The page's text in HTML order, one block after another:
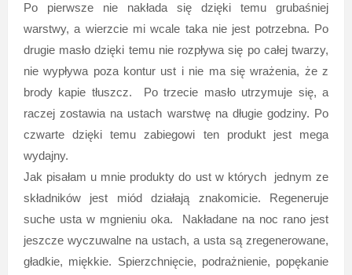
Po pierwsze nie nakłada się dzięki temu grubaśniej
warstwy, a wierzcie mi wcale taka nie jest potrzebna. Po
drugie masło dzięki temu nie rozpływa się po całej twarzy,
nie wypływa poza kontur ust i nie ma się wrażenia, że z
brody kapie tłuszcz. Po trzecie masło utrzymuje się, a
raczej zostawia na ustach warstwę na długie godziny. Po
czwarte dzięki temu zabiegowi ten produkt jest mega
wydajny.
Jak pisałam u mnie produkty do ust w których jednym ze
składników jest miód działają znakomicie. Regeneruje
suche usta w mgnieniu oka. Nakładane na noc rano jest
jeszcze wyczuwalne na ustach, a usta są zregenerowane,
gładkie, miękkie. Spierzchnięcie, podrażnienie, popękanie